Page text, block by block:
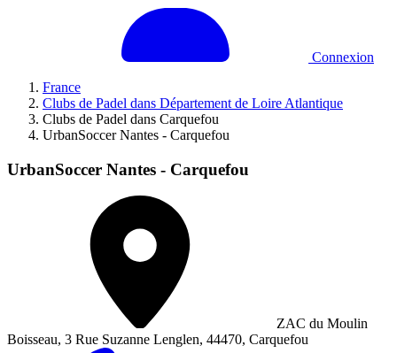
Connexion
France
Clubs de Padel dans Département de Loire Atlantique
Clubs de Padel dans Carquefou
UrbanSoccer Nantes - Carquefou
UrbanSoccer Nantes - Carquefou
ZAC du Moulin
Boisseau, 3 Rue Suzanne Lenglen, 44470, Carquefou